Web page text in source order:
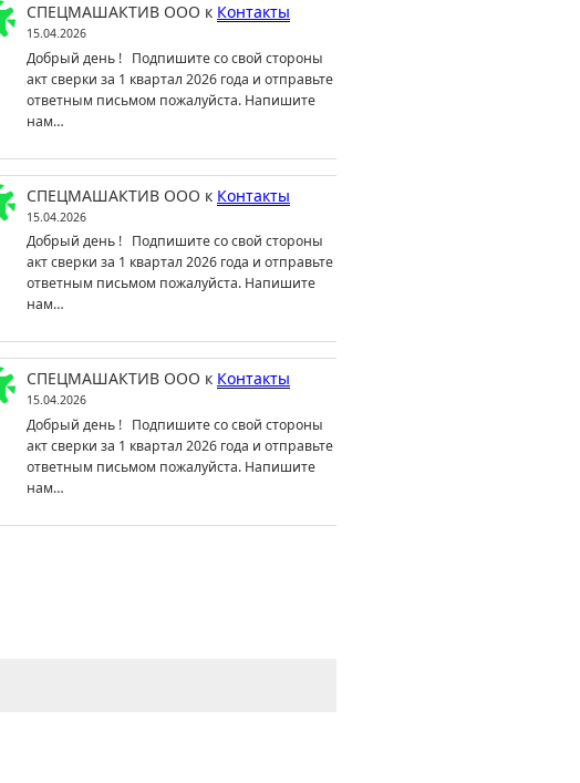
СПЕЦМАШАКТИВ ООО к Контакты
15.04.2026
Добрый день ! Подпишите со свой стороны
акт сверки за 1 квартал 2026 года и отправьте
ответным письмом пожалуйста. Напишите
нам…
СПЕЦМАШАКТИВ ООО к Контакты
15.04.2026
Добрый день ! Подпишите со свой стороны
акт сверки за 1 квартал 2026 года и отправьте
ответным письмом пожалуйста. Напишите
нам…
СПЕЦМАШАКТИВ ООО к Контакты
15.04.2026
Добрый день ! Подпишите со свой стороны
акт сверки за 1 квартал 2026 года и отправьте
ответным письмом пожалуйста. Напишите
нам…